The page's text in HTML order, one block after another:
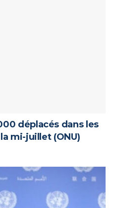
déplacés dans les
mi-juillet (ONU)